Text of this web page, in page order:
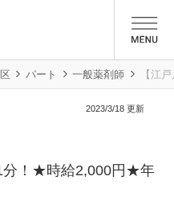
パート 一般薬剤師 【江
2023/3/18 更新
分！★時給2,000円★年